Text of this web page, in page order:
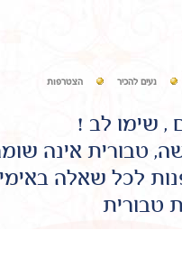
נעים להכיר הצטרפות
, שימו לב !
טבורית אינה
לכל שאלה
טבורית